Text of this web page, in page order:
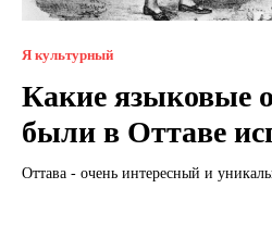
Я культурный
Какие языковые
были в Оттаве
Оттава - очень интересный и